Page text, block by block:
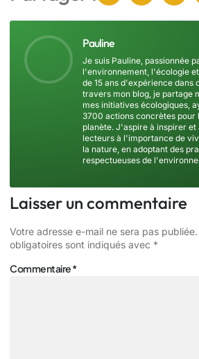
Pauline
Je suis Pauline, passionnée
l'environnement, l'écologie
de 15 ans d'expérience dans
travers mon blog, je partage
mes initiatives écologiques,
3700 actions concrètes pour
planète. J'aspire à inspirer et
lecteurs à l'importance de
la nature, en adoptant des
respectueuses de
Laisser un commentaire
Votre adresse e-mail ne sera pas publiée.
obligatoires sont indiqués avec *
Commentaire*